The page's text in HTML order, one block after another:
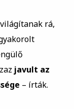
rá,
javult az
– írták.